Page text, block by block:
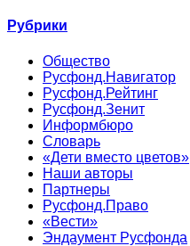
Рубрики
Общество
Русфонд.Навигатор
Русфонд.Рейтинг
Русфонд.Зенит
Информбюро
Словарь
«Дети вместо цветов»
Наши авторы
Партнеры
Русфонд.Право
«Вести»
Эндаумент Русфонда